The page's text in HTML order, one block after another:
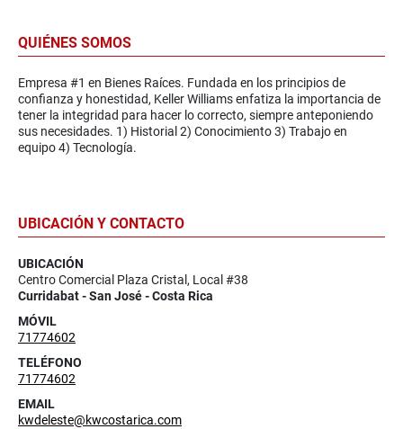
QUIÉNES SOMOS
Empresa #1 en Bienes Raíces. Fundada en los principios de
confianza y honestidad, Keller Williams enfatiza la importancia de
tener la integridad para hacer lo correcto, siempre anteponiendo
sus necesidades. 1) Historial 2) Conocimiento 3) Trabajo en
equipo 4) Tecnología.
UBICACIÓN Y CONTACTO
UBICACIÓN
Centro Comercial Plaza Cristal, Local #38
Curridabat - San José - Costa Rica
MÓVIL
71774602
TELÉFONO
71774602
EMAIL
kwdeleste@kwcostarica.com